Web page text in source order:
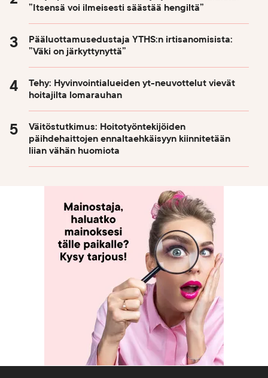
”Itsensä voi ilmeisesti säästää hengiltä”
Pääluottamusedustaja YTHS:n irtisanomisista:
”Väki on järkyttynyttä”
Tehy: Hyvinvointialueiden yt-neuvottelut vievät
hoitajilta lomarauhan
Väitöstutkimus: Hoitotyöntekijöiden
päihdehaittojen ennaltaehkäisyyn kiinnitetään
liian vähän huomiota